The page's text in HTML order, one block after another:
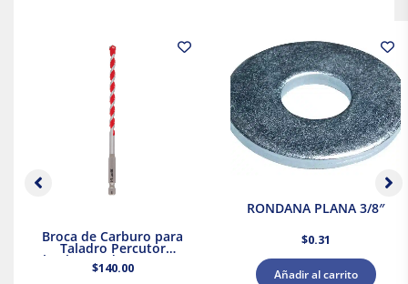
Broca de Carburo para
Taladro Percutor
Shockwave de 1/4″ x 4″ x
6″ Milwaukee
$140.00
RONDANA PLANA 3/8″
$0.31
Añadir al carrito